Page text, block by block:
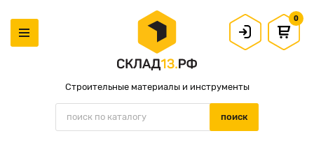
Строительные материалы и инструменты
0